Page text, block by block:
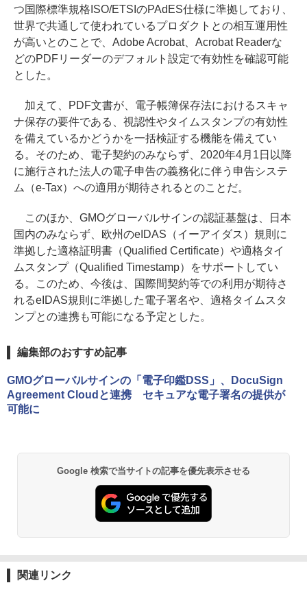
つ国際標準規格ISO/ETSIのPAdES仕様に準拠しており、
世界で共通して使われているプロダクトとの相互運用性
が高いとのことで、Adobe Acrobat、Acrobat Readerな
どのPDFリーダーのデフォルト設定で有効性を確認可能
とした。
加えて、PDF文書が、電子帳簿保存法におけるスキャ
ナ保存の要件である、視認性やタイムスタンプの有効性
を備えているかどうかを一括検証する機能を備えてい
る。そのため、電子契約のみならず、2020年4月1日以降
に施行された法人の電子申告の義務化に伴う申告システ
ム（e-Tax）への適用が期待されるとのことだ。
このほか、GMOグローバルサインの認証基盤は、日本
国内のみならず、欧州のeIDAS（イーアイダス）規則に
準拠した適格証明書（Qualified Certificate）や適格タイ
ムスタンプ（Qualified Timestamp）をサポートしてい
る。このため、今後は、国際間契約等での利用が期待さ
れるeIDAS規則に準拠した電子署名や、適格タイムスタ
ンプとの連携も可能になる予定とした。
編集部のおすすめ記事
GMOグローバルサインの「電子印鑑DSS」、DocuSign
Agreement Cloudと連携 セキュアな電子署名の提供が
可能に
Google 検索で当サイトの記事を優先表示させる
関連リンク